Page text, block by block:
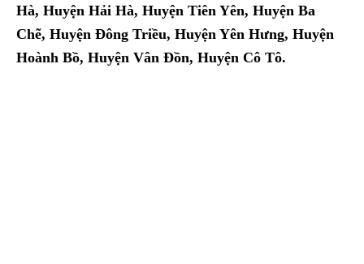
Hà, Huyện Hải Hà, Huyện Tiên Yên, Huyện Ba
Chẽ, Huyện Đông Triều, Huyện Yên Hưng, Huyện
Hoành Bồ, Huyện Vân Đồn, Huyện Cô Tô.